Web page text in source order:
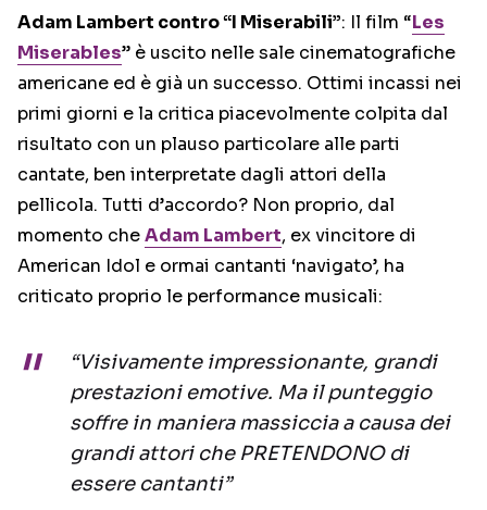
Adam Lambert contro “I Miserabili”: Il film “Les
Miserables” è uscito nelle sale cinematografiche
americane ed è già un successo. Ottimi incassi nei
primi giorni e la critica piacevolmente colpita dal
risultato con un plauso particolare alle parti
cantate, ben interpretate dagli attori della
pellicola. Tutti d’accordo? Non proprio, dal
momento cheAdam Lambert, ex vincitore di
American Idol e ormai cantanti ‘navigato’, ha
criticato proprio le performance musicali:
“Visivamente impressionante, grandi
prestazioni emotive. Ma il punteggio
soffre in maniera massiccia a causa dei
grandi attori che PRETENDONO di
essere cantanti”